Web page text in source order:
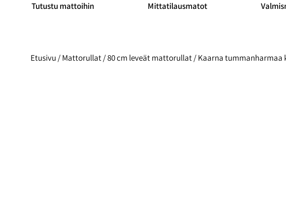
Tutustu mattoihin Mittatilausmatot
Etusivu /Mattorullat/80 cm leveät mattorullat/ Kaarna tummanharmaa